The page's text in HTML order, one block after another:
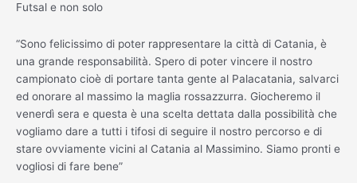
Futsal e non solo
“Sono felicissimo di poter rappresentare la città di Catania, è
una grande responsabilità. Spero di poter vincere il nostro
campionato cioè di portare tanta gente al Palacatania, salvarci
ed onorare al massimo la maglia rossazzurra. Giocheremo il
venerdì sera e questa è una scelta dettata dalla possibilità che
vogliamo dare a tutti i tifosi di seguire il nostro percorso e di
stare ovviamente vicini al Catania al Massimino. Siamo pronti e
vogliosi di fare bene”